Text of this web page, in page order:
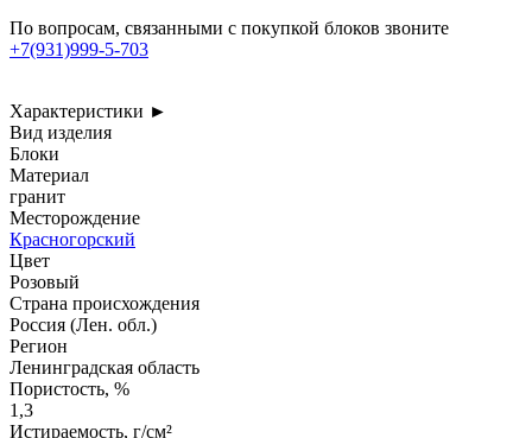
По вопросам, связанными с покупкой блоков звоните
+7(931)999-5-703
Характеристики ►
Вид изделия
Блоки
Материал
гранит
Месторождение
Красногорский
Цвет
Розовый
Страна происхождения
Россия (Лен. обл.)
Регион
Ленинградская область
Пористость, %
1,3
Истираемость, г/см²